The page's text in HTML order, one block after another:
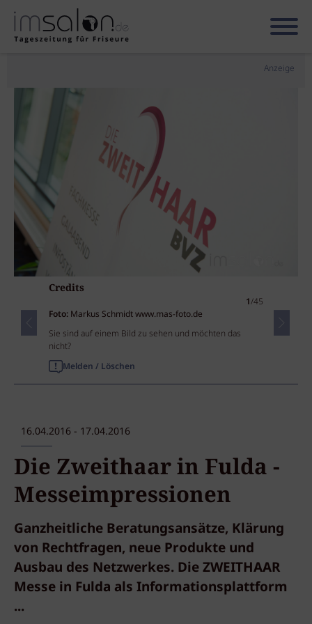
Anzeige
Credits
1/45
Foto: Markus Schmidt www.mas-foto.de
Sie sind auf einem Bild zu sehen und möchten das
nicht?
Melden / Löschen
16.04.2016 - 17.04.2016
Die Zweithaar in Fulda -
Messeimpressionen
Ganzheitliche Beratungsansätze, Klärung
von Rechtfragen, neue Produkte und
Ausbau des Netzwerkes. Die ZWEITHAAR
Messe in Fulda als Informationsplattform
...